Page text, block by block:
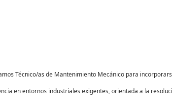
Técnico/as de Mantenimiento Mecánico para
en entornos industriales exigentes, orientada a la